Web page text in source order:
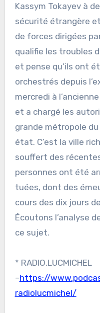
Kassym Tokayev à
sécurité étrangère
de forces dirigées
qualifie les troubles
et pense qu’ils ont
orchestrés depuis
mercredi à
et a chargé les
grande métropole du
état. C’est la ville
souffert des
personnes ont été
tuées, dont des
cours des dix jours
Écoutons l’analyse
ce sujet.
* RADIO.LUCMICHEL
–https://
radiolucmichel/